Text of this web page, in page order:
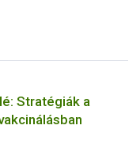
Stratégiák a